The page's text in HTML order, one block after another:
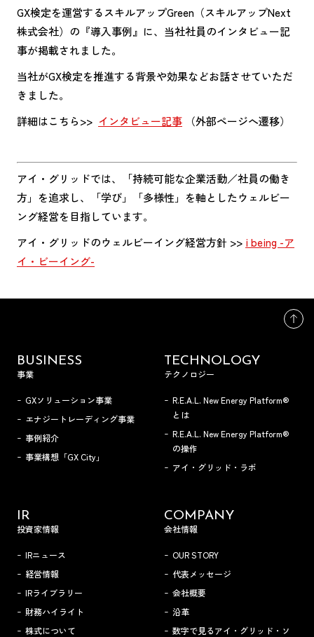
GX検定を運営するスキルアップGreen（スキルアップNext
株式会社）の『導入事例』に、当社社員のインタビュー記
事が掲載されました。
当社がGX検定を推進する背景や効果などお話させていただ
きました。
詳細はこちら>> インタビュー記事 （外部ページへ遷移）
アイ・グリッドでは、「持続可能な企業活動／社員の働き
方」を追求し、「学び」「多様性」を軸としたウェルビー
ング経営を目指しています。
アイ・グリッドのウェルビーイング経営方針 >> i being -ア
イ・ビーイング-
BUSINESS
事業
GXソリューション事業
エナジートレーディング事業
事例紹介
事業構想「GX City」
TECHNOLOGY
テクノロジー
R.E.A.L. New Energy Platform®
とは
R.E.A.L. New Energy Platform®
の操作
アイ・グリッド・ラボ
IR
投資家情報
IRニュース
経営情報
IRライブラリー
財務ハイライト
株式について
COMPANY
会社情報
OUR STORY
代表メッセージ
会社概要
沿革
数字で見るアイ・グリッド・ソ